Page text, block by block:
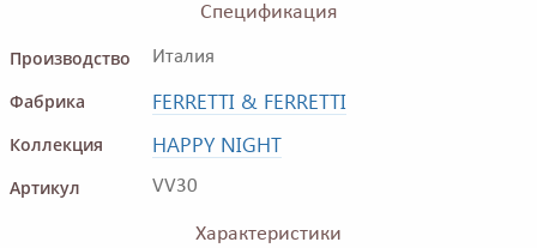
Спецификация
Производство
Италия
Фабрика FERRETTI & FERRETTI
Коллекция HAPPY NIGHT
Артикул VV30
Характеристики